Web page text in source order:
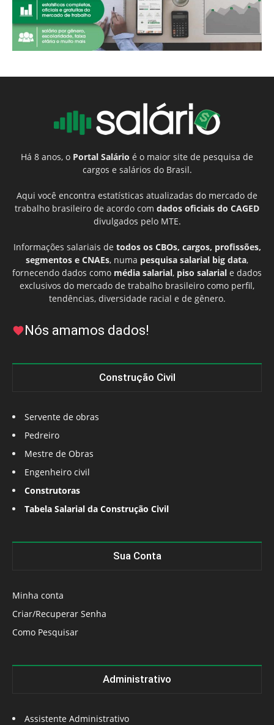
Há 8 anos, o Portal Salário é o maior site de pesquisa de
cargos e salários do Brasil.
Aqui você encontra estatísticas atualizadas do mercado de
trabalho brasileiro de acordo com dados oficiais do CAGED
divulgados pelo MTE.
Informações salariais de todos os CBOs, cargos, profissões,
segmentos e CNAEs, numa pesquisa salarial big data,
fornecendo dados como média salarial, piso salarial e dados
exclusivos do mercado de trabalho brasileiro como perfil,
tendências, diversidade racial e de gênero.
Nós amamos dados!
Construção Civil
Servente de obras
Pedreiro
Mestre de Obras
Engenheiro civil
Construtoras
Tabela Salarial da Construção Civil
Sua Conta
Minha conta
Criar/Recuperar Senha
Como Pesquisar
Administrativo
Assistente Administrativo